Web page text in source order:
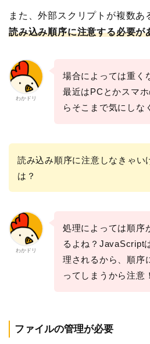
また、外部スクリプトが複数あ
読み込み順序に注意する必要が
わかドリ
場合によっては重く
最近はPCとかスマ
らそこまで気にしな
読み込み順序に注意しなきゃい
は？
わかドリ
処理によっては順序
るよね？JavaScript
理されるから、順序
ってしまうから注意！
ファイルの管理が必要